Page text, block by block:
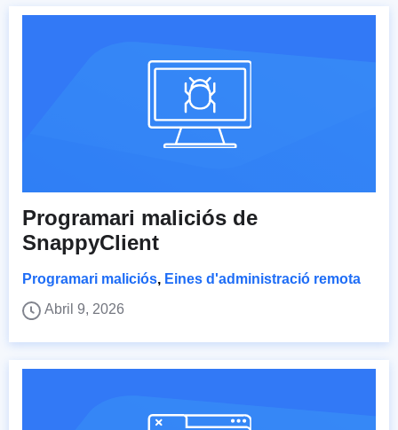
Programari maliciós de
SnappyClient
Programari maliciós, Eines d'administració remota
Abril 9, 2026